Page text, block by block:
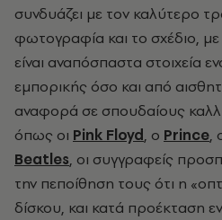
συνδυάζει με τον καλύτερο
φωτογραφία και το σχέδιο,
είναι αναπόσπαστα στοιχεία
εμπορικής όσο και από
αναφορά σε σπουδαίους
όπως οι Pink Floyd, ο Prince,
Beatles, οι συγγραφείς
την πεποίθηση τους ότι η
δίσκου, και κατά προέκταση